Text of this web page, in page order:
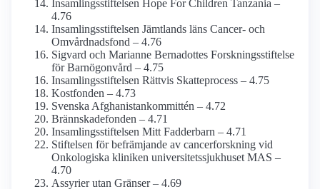
Insamlings­stiftelsen Hope For Children Tanzania –
4.76
Insamlings­stiftelsen Jämtlands läns Cancer- och
Omvårdnads­fond – 4.76
Sigvard och Marianne Bernadottes Forskningss­tiftelse
för Barnögon­vård – 4.75
Insamlings­stiftelsen Rättvis Skatteprocess – 4.75
Kostfonden – 4.73
Svenska Afghanistan­kommittén – 4.72
Brännskadefonden – 4.71
Insamlings­stiftelsen Mitt Fadderbarn – 4.71
Stiftelsen för befrämjande av cancerforskning vid
Onkologiska kliniken universitets­sjukhuset MAS –
4.70
Assyrier utan Gränser – 4.69